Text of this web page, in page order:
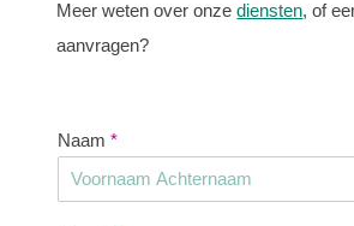
Meer weten over onzediensten, of
aanvragen?
Naam*